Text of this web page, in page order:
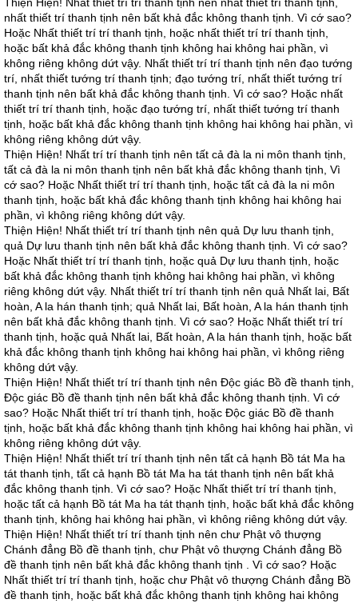
nhất thiết trí thanh tịnh nên bất khả đắc không thanh tịnh. Vì cớ sao?
Hoặc Nhất thiết trí trí thanh tịnh, hoặc nhất thiết trí trí thanh tịnh,
hoặc bất khả đắc không thanh tịnh không hai không hai phần, vì
không riêng không dứt vậy. Nhất thiết trí trí thanh tịnh nên đạo tướng
trí, nhất thiết tướng trí thanh tịnh; đạo tướng trí, nhất thiết tướng trí
thanh tịnh nên bất khả đắc không thanh tịnh. Vì cớ sao? Hoặc nhất
thiết trí trí thanh tịnh, hoặc đạo tướng trí, nhất thiết tướng trí thanh
tịnh, hoặc bất khả đắc không thanh tịnh không hai không hai phần, vì
không riêng không dứt vậy.
Thiện Hiện! Nhất trí trí thanh tịnh nên tất cả đà la ni môn thanh tịnh,
tất cả đà la ni môn thanh tịnh nên bất khả đắc không thanh tịnh, Vì
cớ sao? Hoặc Nhất thiết trí trí thanh tịnh, hoặc tất cả đà la ni môn
thanh tịnh, hoặc bất khả đắc không thanh tịnh không hai không hai
phần, vì không riêng không dứt vậy.
Thiện Hiện! Nhất thiết trí trí thanh tịnh nên quả Dự lưu thanh tịnh,
quả Dự lưu thanh tịnh nên bất khả đắc không thanh tịnh. Vì cớ sao?
Hoặc Nhất thiết trí trí thanh tịnh, hoặc quả Dự lưu thanh tịnh, hoặc
bất khả đắc không thanh tịnh không hai không hai phần, vì không
riêng không dứt vậy. Nhất thiết trí trí thanh tịnh nên quả Nhất lai, Bất
hoàn, A la hán thanh tịnh; quả Nhất lai, Bất hoàn, A la hán thanh tịnh
nên bất khả đắc không thanh tịnh. Vì cớ sao? Hoặc Nhất thiết trí trí
thanh tịnh, hoặc quả Nhất lai, Bất hoàn, A la hán thanh tịnh, hoặc bất
khả đắc không thanh tịnh không hai không hai phần, vì không riêng
không dứt vậy.
Thiện Hiện! Nhất thiết trí trí thanh tịnh nên Ðộc giác Bồ đề thanh tịnh,
Ðộc giác Bồ đề thanh tịnh nên bất khả đắc không thanh tịnh. Vì cớ
sao? Hoặc Nhất thiết trí trí thanh tịnh, hoặc Ðộc giác Bồ đề thanh
tịnh, hoặc bất khả đắc không thanh tịnh không hai không hai phần, vì
không riêng không dứt vậy.
Thiện Hiện! Nhất thiết trí trí thanh tịnh nên tất cả hạnh Bồ tát Ma ha
tát thanh tịnh, tất cả hạnh Bồ tát Ma ha tát thanh tịnh nên bất khả
đắc không thanh tịnh. Vì cớ sao? Hoặc Nhất thiết trí trí thanh tịnh,
hoặc tất cả hạnh Bồ tát Ma ha tát thạnh tịnh, hoặc bất khả đắc không
thanh tịnh, không hai không hai phần, vì không riêng không dứt vậy.
Thiện Hiện! Nhất thiết trí trí thanh tịnh nên chư Phật vô thượng
Chánh đẳng Bồ đề thanh tịnh, chư Phật vô thượng Chánh đẳng Bồ
đề thanh tịnh nên bất khả đắc không thanh tịnh . Vì cớ sao? Hoặc
Nhất thiết trí trí thanh tịnh, hoặc chư Phật vô thượng Chánh đẳng Bồ
đề thanh tịnh, hoặc bất khả đắc không thanh tịnh không hai không